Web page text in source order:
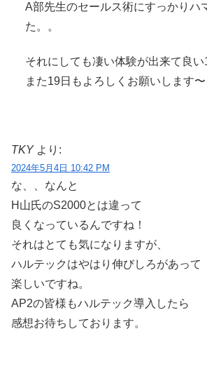
A部先生のセールス術にすっかりハ
た。。
それにしても凄い体験が出来て良い
また19日もよろしくお願いします〜
TKY より:
2024年5月4日 10:42 PM
な、、なんと
H山氏のS2000とは違って
良くなっているんですね！
それはとても気になりますが、
ハルテックはやはり伸びしろがあって
楽しいですね。
AP2の皆様もハルテック導入したら
感想お待ちしております。